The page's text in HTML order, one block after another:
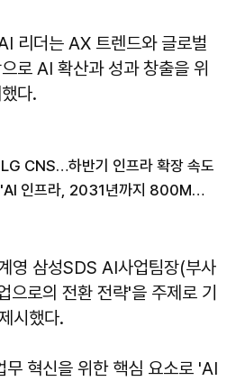
리더는 AX 트렌드와 글로벌
로 AI 확산과 성과 창출을 위
다.
CNS…하반기 인프라 확장 속도
이준희 삼성SDS 대표 "AI 인프라, 2031년까지 800MW로 확대"
영 삼성SDS AI사업팀장(부사
으로의 전환 전략'을 주제로 기
시했다.
무 혁신을 위한 핵심 요소로 'AI